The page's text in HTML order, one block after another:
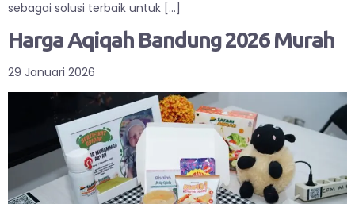
sebagai solusi terbaik untuk […]
Harga Aqiqah Bandung 2026 Murah
29 Januari 2026